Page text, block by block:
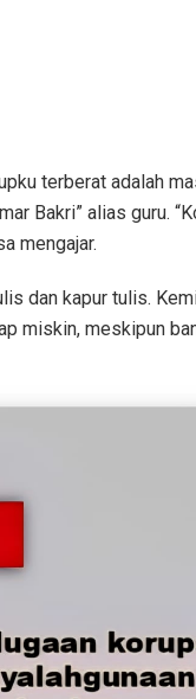
terberat adalah
Bakri” alias guru.
mengajar.
dan kapur tulis.
miskin, meskipun